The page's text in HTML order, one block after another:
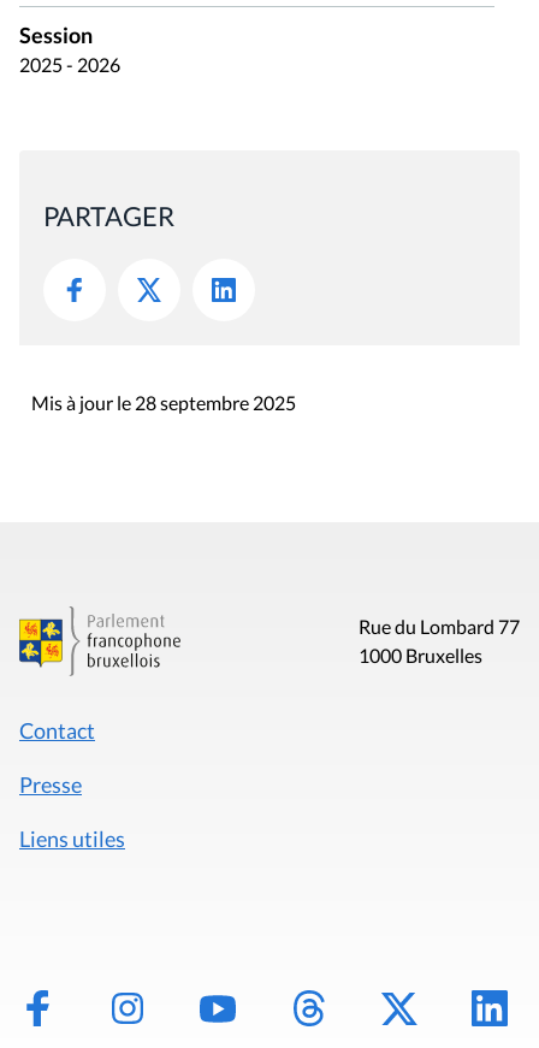
Session
2025 - 2026
PARTAGER
Mis à jour le 28 septembre 2025
Rue du Lombard 77
1000 Bruxelles
Contact
Presse
Liens utiles